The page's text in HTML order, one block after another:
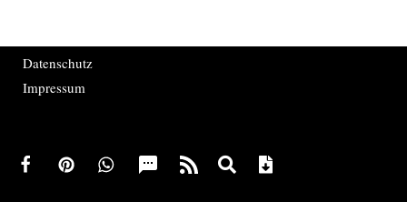
Datenschutz
Impressum